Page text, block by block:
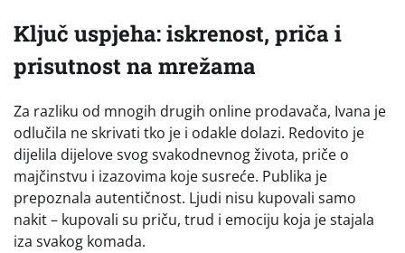
Ključ uspjeha: iskrenost, priča i
prisutnost na mrežama
Za razliku od mnogih drugih online prodavača, Ivana je
odlučila ne skrivati tko je i odakle dolazi. Redovito je
dijelila dijelove svog svakodnevnog života, priče o
majčinstvu i izazovima koje susreće. Publika je
prepoznala autentičnost. Ljudi nisu kupovali samo
nakit – kupovali su priču, trud i emociju koja je stajala
iza svakog komada.